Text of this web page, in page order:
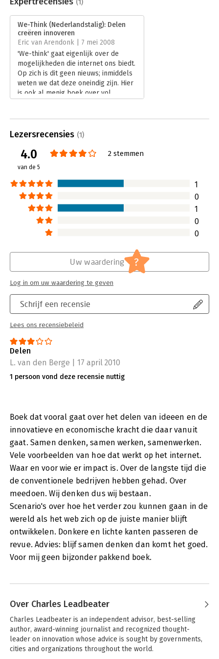
Verschijningsdatum:
7-6-2016
Hoofdrubriek: Algemeen management
(1)
We-Think (Nederlandstalig): Delen
creëren innoveren
Eric van Arendonk | 7 mei 2008
'We-think' gaat eigenlijk over de
mogelijkheden die internet ons biedt.
Op zich is dit geen nieuws; inmiddels
weten we dat deze oneindig zijn. Hier
is ook al menig boek over vol
beschrijft, namelijk de kracht van het
niet alles meer zelf uit te denken,
gigantische denktank tot onze
beschikking.
Lees verder
Lezersrecensies (1)
4.0
van de 5
2 stemmen
1
0
1
0
0
Schrijf een recensie
Lees ons recensiebeleid
Uw waardering ?
Log in om uw waardering te geven
Delen
L. van den Berge | 17 april 2010
1 persoon vond deze recensie nuttig
Boek dat vooral gaat over het delen van ideeen en de
innovatieve en economische kracht die daar vanuit
gaat. Samen denken, samen werken, samenwerken.
Vele voorbeelden van hoe dat werkt op het internet.
Waar en voor wie er impact is. Over de langste tijd die
de conventionele bedrijven hebben gehad. Over
meedoen. Wij denken dus wij bestaan.
Scenario's over hoe het verder zou kunnen gaan in de
wereld als het web zich op de juiste manier blijft
ontwikkelen. Donkere en lichte kanten passeren de
revue. Advies: blijf samen denken dan komt het goed.
Voor mij geen bijzonder pakkend boek.
Over Charles Leadbeater
Charles Leadbeater is an independent advisor, best-selling
author, award-winning journalist and recognized thought-
leader on innovation whose advice is sought by governments,
cities and organizations throughout the world.